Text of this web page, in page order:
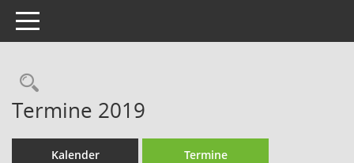
Toggle navigation
Rechercheauswahl
Termine 2019
Kalender Termine